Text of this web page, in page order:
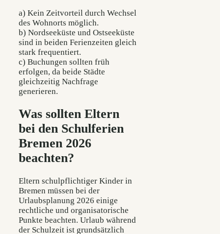
a) Kein Zeitvorteil durch Wechsel
des Wohnorts möglich.
b) Nordseeküste und Ostseeküste
sind in beiden Ferienzeiten gleich
stark frequentiert.
c) Buchungen sollten früh
erfolgen, da beide Städte
gleichzeitig Nachfrage
generieren.
Was sollten Eltern
bei den Schulferien
Bremen 2026
beachten?
Eltern schulpflichtiger Kinder in
Bremen müssen bei der
Urlaubsplanung 2026 einige
rechtliche und organisatorische
Punkte beachten. Urlaub während
der Schulzeit ist grundsätzlich